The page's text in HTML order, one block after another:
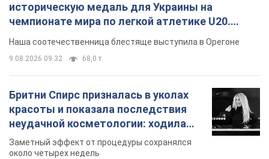
историческую медаль для Украины на
чемпионате мира по легкой атлетике U20.
Видео
Наша соотечественница блестяще выступила в Орегоне
9.08.2026 09:32 68,0 т.
Бритни Спирс призналась в уколах
красоты и показала последствия
неудачной косметологии: ходила
так почти месяц
Заметный эффект от процедуры сохранялся
около четырех недель